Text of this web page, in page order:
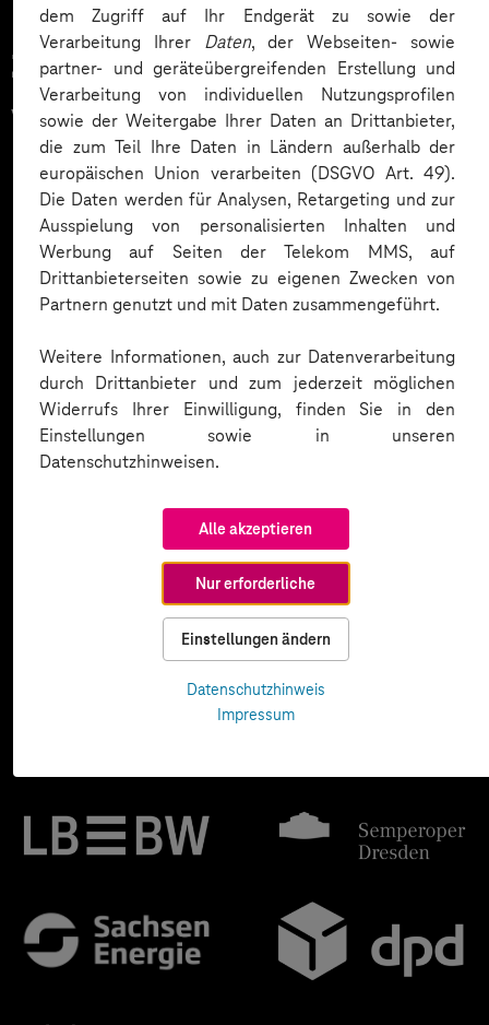
dem Zugriff auf Ihr Endgerät zu sowie der
Verarbeitung Ihrer Daten, der Webseiten- sowie
partner- und geräteübergreifenden Erstellung und
Verarbeitung von individuellen Nutzungsprofilen
sowie der Weitergabe Ihrer Daten an Drittanbieter,
die zum Teil Ihre Daten in Ländern außerhalb der
europäischen Union verarbeiten (DSGVO Art. 49).
Die Daten werden für Analysen, Retargeting und zur
Ausspielung von personalisierten Inhalten und
Werbung auf Seiten der Telekom MMS, auf
Drittanbieterseiten sowie zu eigenen Zwecken von
Partnern genutzt und mit Daten zusammengeführt.
Weitere Informationen, auch zur Datenverarbeitung
durch Drittanbieter und zum jederzeit möglichen
Widerrufs Ihrer Einwilligung, finden Sie in den
Einstellungen sowie in unseren
Datenschutzhinweisen.
Alle akzeptieren
Nur erforderliche
Einstellungen ändern
Datenschutzhinweis
Impressum
Zahlreiche Unternehmen
vertrauen auf unsere
Expertise. Hier eine Auswahl: